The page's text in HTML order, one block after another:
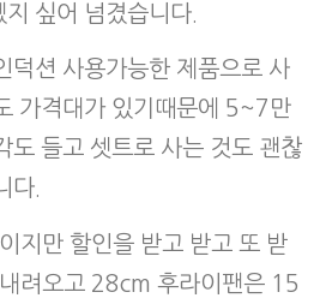
싶어 넘겼습니다.
덕션 사용가능한 제품으로 사
가격대가 있기때문에 5~7만
도 들고 셋트로 사는 것도 괜찮
다.
지만 할인을 받고 받고 또 받
려오고 28cm 후라이팬은 15